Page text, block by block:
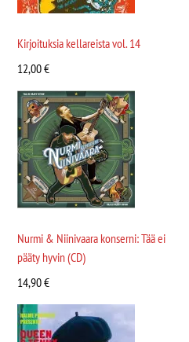
Kirjoituksia kellareista vol. 14
12,00€
Nurmi & Niinivaara konserni: Tää ei
pääty hyvin (CD)
14,90€